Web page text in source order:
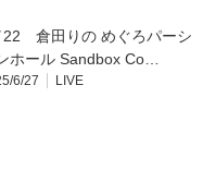
22 倉田りの めぐろパーシ
ホール Sandbox Co…
6/27 LIVE